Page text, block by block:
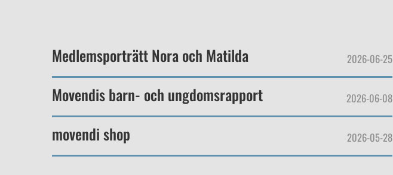
Medlemsporträtt Nora och Matilda 2026-06-25
Movendis barn- och ungdomsrapport 2026-06-08
movendi shop 2026-05-28